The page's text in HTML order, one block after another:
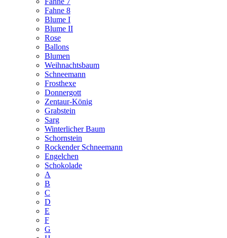
Fahne 8
Blume I
Blume II
Rose
Ballons
Blumen
Weihnachtsbaum
Schneemann
Frosthexe
Donnergott
Zentaur-König
Grabstein
Sarg
Winterlicher Baum
Schornstein
Rockender Schneemann
Engelchen
Schokolade
A
B
C
D
E
F
G